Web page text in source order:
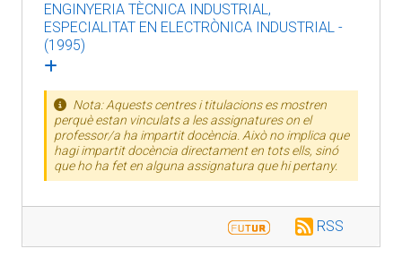
ENGINYERIA TÈCNICA INDUSTRIAL,
ESPECIALITAT EN ELECTRÒNICA INDUSTRIAL -
(1995)
Nota: Aquests centres i titulacions es mostren
perquè estan vinculats a les assignatures on el
professor/a ha impartit docència. Això no implica que
hagi impartit docència directament en tots ells, sinó
que ho ha fet en alguna assignatura que hi pertany.
RSS